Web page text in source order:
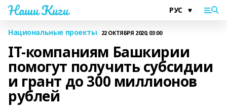
Наши Киги
Национальные проекты 22 ОКТЯБРЯ 2020, 03:00
IT-компаниям Башкирии
помогут получить субсидии
и грант до 300 миллионов
рублей